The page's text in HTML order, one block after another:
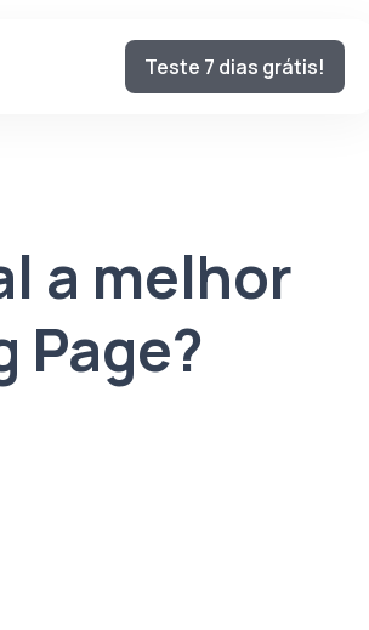
Teste 7 dias grátis!
a melhor
Page?